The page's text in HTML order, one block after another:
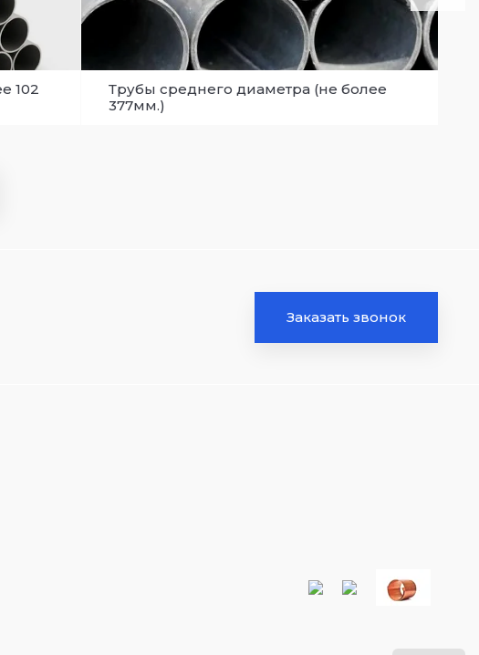
102
Трубы среднего диаметра (не более
377мм.)
Заказать звонок